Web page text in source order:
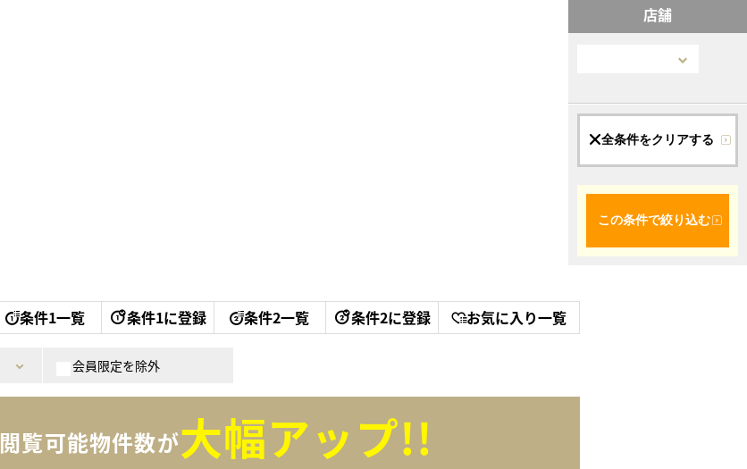
店舗
全条件をクリアする
この条件で絞り込む
条件1一覧 条件1に登録 条件2一覧 条件2に登録 お気に入り一覧
会員限定を除外
閲覧可能物件数が大幅アップ!!